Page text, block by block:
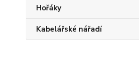
Hořáky
Kabelářské nářadí